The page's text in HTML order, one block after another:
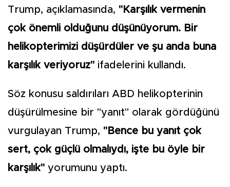
Trump, açıklamasında, "Karşılık vermenin
çok önemli olduğunu düşünüyorum. Bir
helikopterimizi düşürdüler ve şu anda buna
karşılık veriyoruz" ifadelerini kullandı.
Söz konusu saldırıları ABD helikopterinin
düşürülmesine bir "yanıt" olarak gördüğünü
vurgulayan Trump, "Bence bu yanıt çok
sert, çok güçlü olmalıydı, işte bu öyle bir
karşılık" yorumunu yaptı.